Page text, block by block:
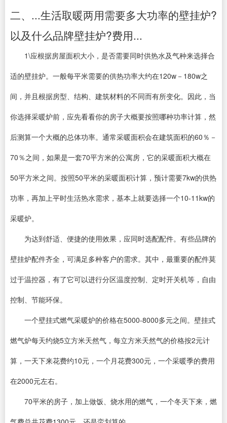
二、...生活取暖两用需要多大功率的壁挂炉?
以及什么品牌壁挂炉?费用...
1\应根据房屋面积大小，是否需要同时供热水及气种来选择合
适的壁挂炉。一般每平米需要的供热功率大约在120w－180w之
间，并且根据房型、结构、建筑材料的不同而有所变化。因此，当
你选择采暖炉前，应先看看你的房子大概要按照哪种功率计算，然
后测算一个大概的总体功率。通常采暖面积会在建筑面积的60％－
70％之间，如果是一套70平方米的公寓房，它的采暖面积大概在
50平方米之间。按照50平米的采暖面积计算，预计需要7kw的供热
功率，再加上平时生活热水需求，基本上就要选择一个10-11kw的
采暖炉。
为达到舒适、便捷的使用效果，应同时选配配件。有些品牌的
壁挂炉配件齐全，可满足多种客户的需求。其中，最重要的配件莫
过于温控器，有了它可以进行分区温度控制、定时开关机等，自由
控制、节能环保。
一个壁挂式燃气采暖炉的价格在5000-8000多元之间。壁挂式
燃气炉每天约烧5立方米天然气，每立方米天然气的价格按2元计
算，一天下来花费约10元，一个月花费300元，一个采暖季的费用
在2000元左右。
70平米的房子，加上做饭、烧水用的燃气，一个冬天下来，燃